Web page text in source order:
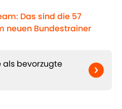
Das sind die 57
neuen Bundestrainer
als bevorzugte